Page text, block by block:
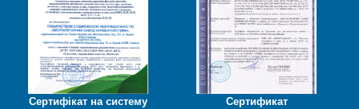
Сертифікат на систему
Сертификат